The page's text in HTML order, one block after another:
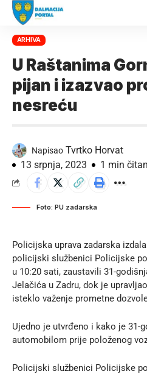
ARHIVA
U Raštanima
pijan i izazvao
nesreću
Napisao Tvrtko Horvat
13 srpnja, 2023
1 min
Foto: PU zadarska
Policijska uprava zadarska
policijski službenici Policijske
u 10:20 sati, zaustavili 31-
Jelačića u Zadru, dok je
isteklo važenje prometne
Ujedno je utvrđeno i kako je 31-
automobilom prije položenog
Policijski službenici Policijske